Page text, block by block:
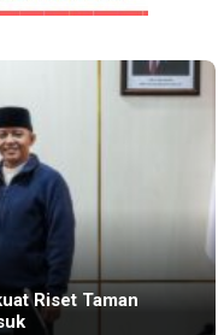
Riset Taman